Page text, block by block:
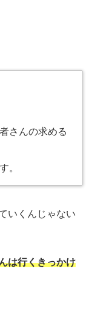
さんの求める
。
いくんじゃない
は行くきっかけ